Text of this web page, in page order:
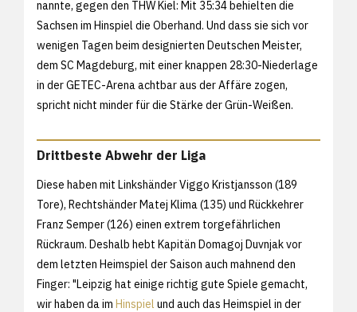
nannte, gegen den THW Kiel: Mit 35:34 behielten die
Sachsen im Hinspiel die Oberhand. Und dass sie sich vor
wenigen Tagen beim designierten Deutschen Meister,
dem SC Magdeburg, mit einer knappen 28:30-Niederlage
in der GETEC-Arena achtbar aus der Affäre zogen,
spricht nicht minder für die Stärke der Grün-Weißen.
Drittbeste Abwehr der Liga
Diese haben mit Linkshänder Viggo Kristjansson (189
Tore), Rechtshänder Matej Klima (135) und Rückkehrer
Franz Semper (126) einen extrem torgefährlichen
Rückraum. Deshalb hebt Kapitän Domagoj Duvnjak vor
dem letzten Heimspiel der Saison auch mahnend den
Finger: "Leipzig hat einige richtig gute Spiele gemacht,
wir haben da im Hinspiel und auch das Heimspiel in der